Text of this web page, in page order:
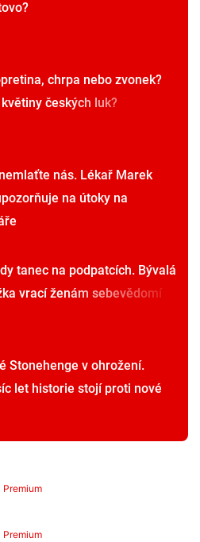
chrpa nebo zvonek?
českých luk?
nás. Lékař Marek
na útoky na
tanec na podpatcích. Bývalá
vrací ženám sebevědomí
Stonehenge v ohrožení.
let historie stojí proti nové
Premium
Premium